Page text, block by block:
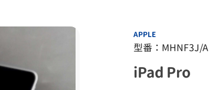
APPLE
型番：MHNF3J/A
iPad Pro